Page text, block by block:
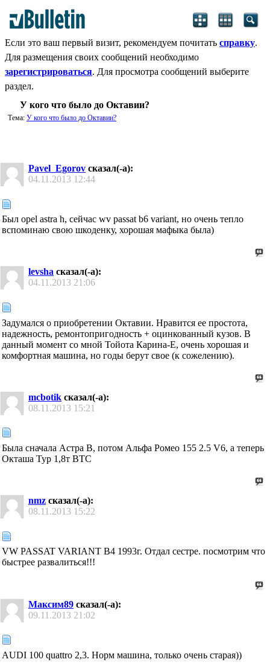
Если это ваш первый визит, рекомендуем почитать справку.
Для размещения своих сообщений необходимо
зарегистрироваться. Для просмотра сообщений выберите
раздел.
У кого что было до Октавии?
Тема: У кого что было до Октавии?
Pavel_Egorov сказал(-а):
04.11.2013 12:44
Был opel astra h, сейчас wv passat b6 variant, но очень тепло
вспоминаю свою шкоденку, хорошая мафыка была)
levsha сказал(-а):
04.11.2013 21:06
Задумался о приобретении Октавии. Нравится ее простота,
надежность, ремонтопригодность + оцинкованный кузов. В
данный момент со мной Тойота Карина-Е, очень хорошая и
комфортная машина, но годы берут свое (к сожелению).
mcbotik сказал(-а):
08.11.2013 15:21
Была сначала Астра В, потом Альфа Ромео 155 2.5 V6, а теперь
Окташа Тур 1,8т ВТС
nmz сказал(-а):
08.11.2013 15:22
VW PASSAT VARIANT B4 1993г. Отдал сестре. посмотрим что
быстрее развалиться!!!
Максим89 сказал(-а):
09.11.2013 21:02
AUDI 100 quattro 2,3. Норм машина, только очень старая))